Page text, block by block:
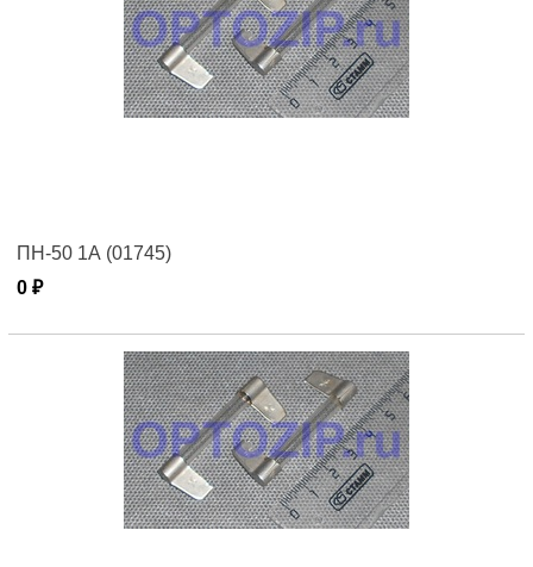
ПН-50 1А (01745)
0 ₽